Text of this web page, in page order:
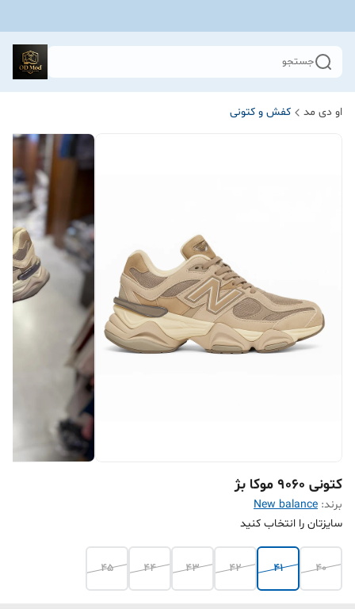
جستجو
او دی مد کفش و کتونی
کتونی ۹۰۶۰ موکا بژ
برند: New balance
سایزتان را انتخاب کنید
40
41
42
43
44
45